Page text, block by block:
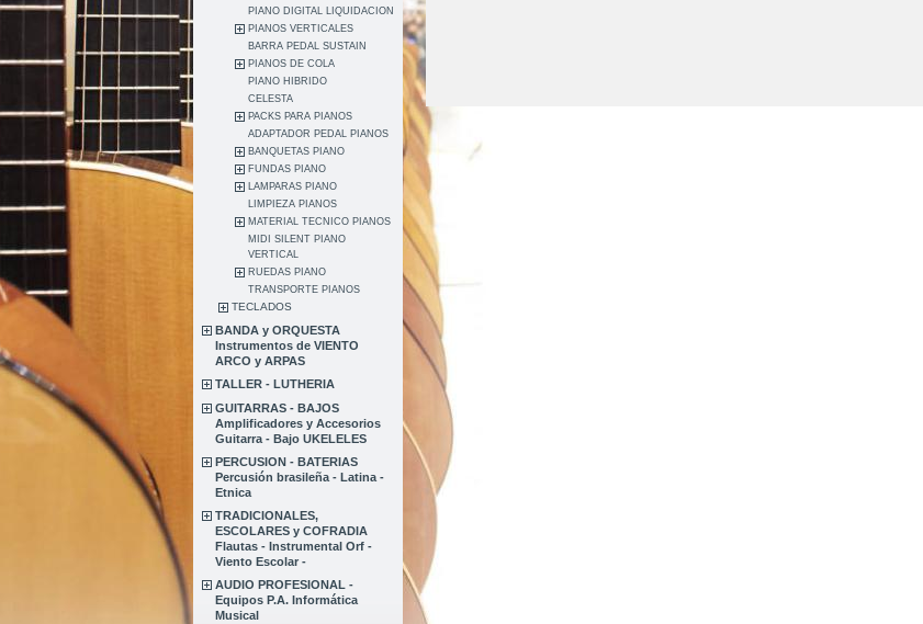
PIANO DIGITAL LIQUIDACION
PIANOS VERTICALES
BARRA PEDAL SUSTAIN
PIANOS DE COLA
PIANO HIBRIDO
CELESTA
PACKS PARA PIANOS
ADAPTADOR PEDAL PIANOS
BANQUETAS PIANO
FUNDAS PIANO
LAMPARAS PIANO
LIMPIEZA PIANOS
MATERIAL TECNICO PIANOS
MIDI SILENT PIANO
VERTICAL
RUEDAS PIANO
TRANSPORTE PIANOS
TECLADOS
BANDA y ORQUESTA
Instrumentos de VIENTO
ARCO y ARPAS
TALLER - LUTHERIA
GUITARRAS - BAJOS
Amplificadores y Accesorios
Guitarra - Bajo UKELELES
PERCUSION - BATERIAS
Percusión brasileña - Latina -
Etnica
TRADICIONALES,
ESCOLARES y COFRADIA
Flautas - Instrumental Orf -
Viento Escolar -
AUDIO PROFESIONAL -
Equipos P.A. Informática
Musical